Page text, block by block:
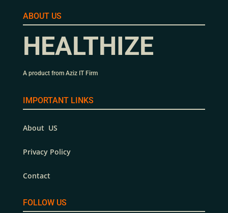
ABOUT US
HEALTHIZE
A product from Aziz IT Firm
IMPORTANT LINKS
About US
Privacy Policy
Contact
FOLLOW US